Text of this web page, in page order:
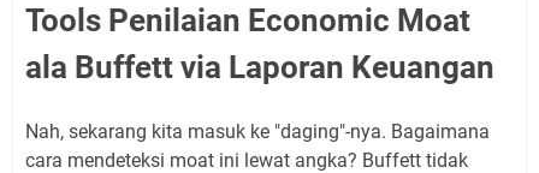
Tools Penilaian Economic Moat
ala Buffett via Laporan Keuangan
Nah, sekarang kita masuk ke "daging"-nya. Bagaimana
cara mendeteksi moat ini lewat angka? Buffett tidak